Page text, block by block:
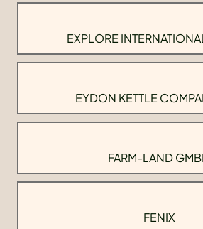
EXPLORE
EYDON KETTLE
FARM-LAND
FENIX